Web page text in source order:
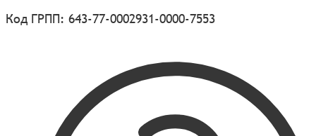
Код ГРПП: 643-77-0002931-0000-7553